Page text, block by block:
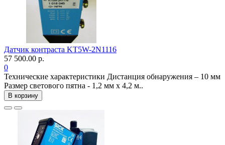
Датчик контраста KT5W-2N1116
57 500.00 р.
0
Технические характеристики Дистанция обнаружения – 10 мм
Размер светового пятна - 1,2 мм x 4,2 м..
В корзину